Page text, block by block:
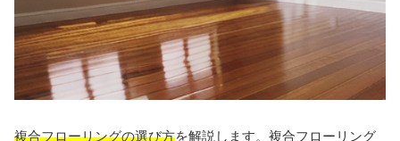
複合フローリングの選び方を解説します。複合フローリング